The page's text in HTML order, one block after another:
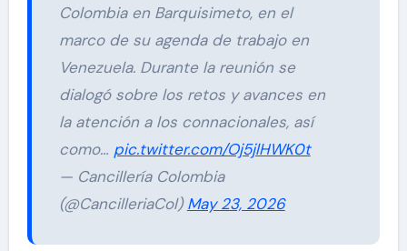
Colombia en Barquisimeto, en el
marco de su agenda de trabajo en
Venezuela. Durante la reunión se
dialogó sobre los retos y avances en
la atención a los connacionales, así
como… pic.twitter.com/Oj5jlHWK0t
— Cancillería Colombia
(@CancilleriaCol)May 23, 2026